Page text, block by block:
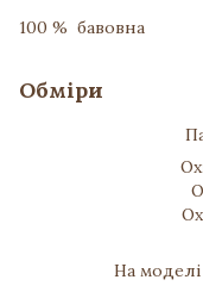
100 % бавовна
Обміри
На